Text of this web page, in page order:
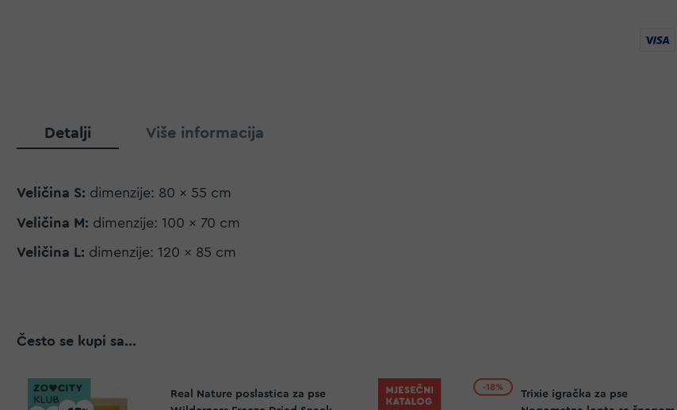
Detalji
Veličina S: dimenzije: 80 x 55 cm
Veličina M: dimenzije: 100 x 70 cm
Veličina L: dimenzije: 120 x 85 cm
Više informacija
Često se kupi sa...
Real Nature poslastica za pse
-18%
Trixie igračka za pse